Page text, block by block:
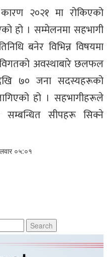
२०२१ मा रोकिएको
हो । सम्मेलनमा सहभागी
बनेर विभिन्न विषयमा
अवस्थाबारे छलफल
७० जना सदस्यहरूको
हो । सहभागीहरूले
सीपहरू सिक्ने
०५:०१